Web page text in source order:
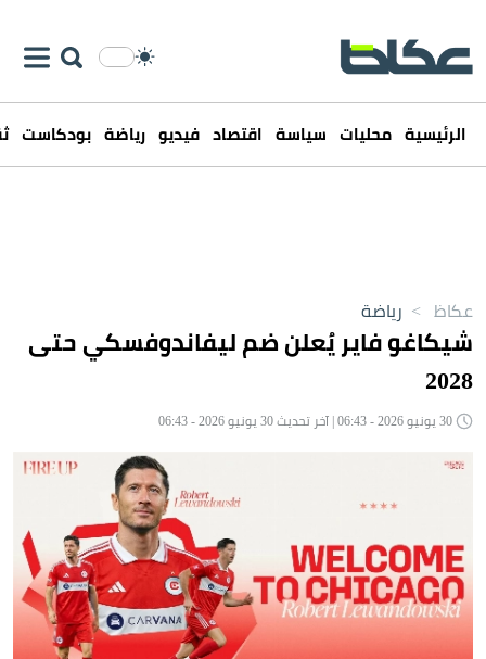
الرئيسية محليات سياسة اقتصاد فيديو رياضة بودكاست
عكاظ > رياضة
شيكاغو فاير يُعلن ضم ليفاندوفسكي حتى
2028